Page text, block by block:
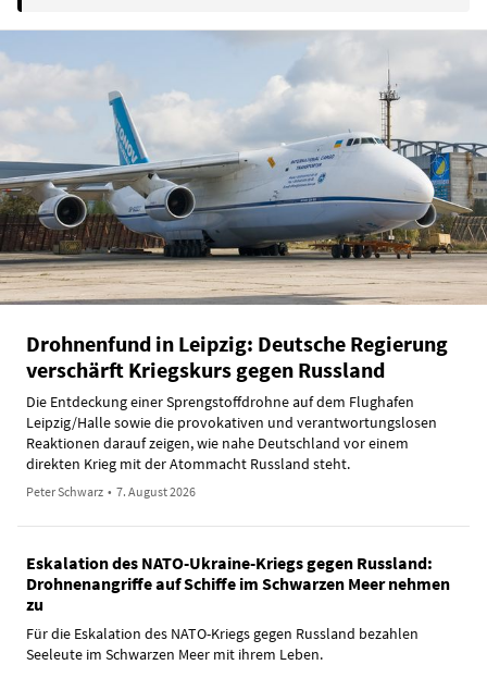
Drohnenfund in Leipzig: Deutsche Regierung
verschärft Kriegskurs gegen Russland
Die Entdeckung einer Sprengstoffdrohne auf dem Flughafen
Leipzig/Halle sowie die provokativen und verantwortungslosen
Reaktionen darauf zeigen, wie nahe Deutschland vor einem
direkten Krieg mit der Atommacht Russland steht.
Peter Schwarz • 7. August 2026
Eskalation des NATO-Ukraine-Kriegs gegen Russland:
Drohnenangriffe auf Schiffe im Schwarzen Meer nehmen
zu
Für die Eskalation des NATO-Kriegs gegen Russland bezahlen
Seeleute im Schwarzen Meer mit ihrem Leben.